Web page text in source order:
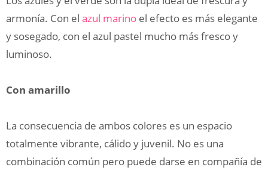
armonía. Con el azul marino el efecto es más elegante
y sosegado, con el azul pastel mucho más fresco y
luminoso.
Con amarillo
La consecuencia de ambos colores es un espacio
totalmente vibrante, cálido y juvenil. No es una
combinación común pero puede darse en compañía de